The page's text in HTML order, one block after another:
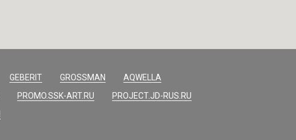
GEBERIT GROSSMAN
AQWELLA
PROMO.SSK-ART.RU
PROJECT.JD-RUS.RU